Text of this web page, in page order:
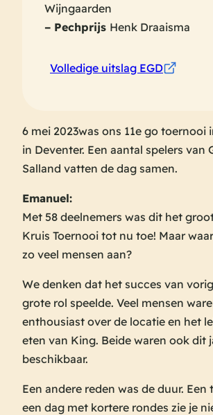
Wijngaarden
– Pechprijs Henk Draaisma
Volledige uitslag EGD
6 mei 2023was ons 11e go toernooi
in Deventer. Een aantal spelers van
Salland vatten de dag samen.
Emanuel:
Met 58 deelnemers was dit het
Kruis Toernooi tot nu toe! Maar
zo veel mensen aan?
We denken dat het succes van
grote rol speelde. Veel mensen
enthousiast over de locatie en het
eten van King. Beide waren ook dit
beschikbaar.
Een andere reden was de duur. Een
een dag met kortere rondes zie je